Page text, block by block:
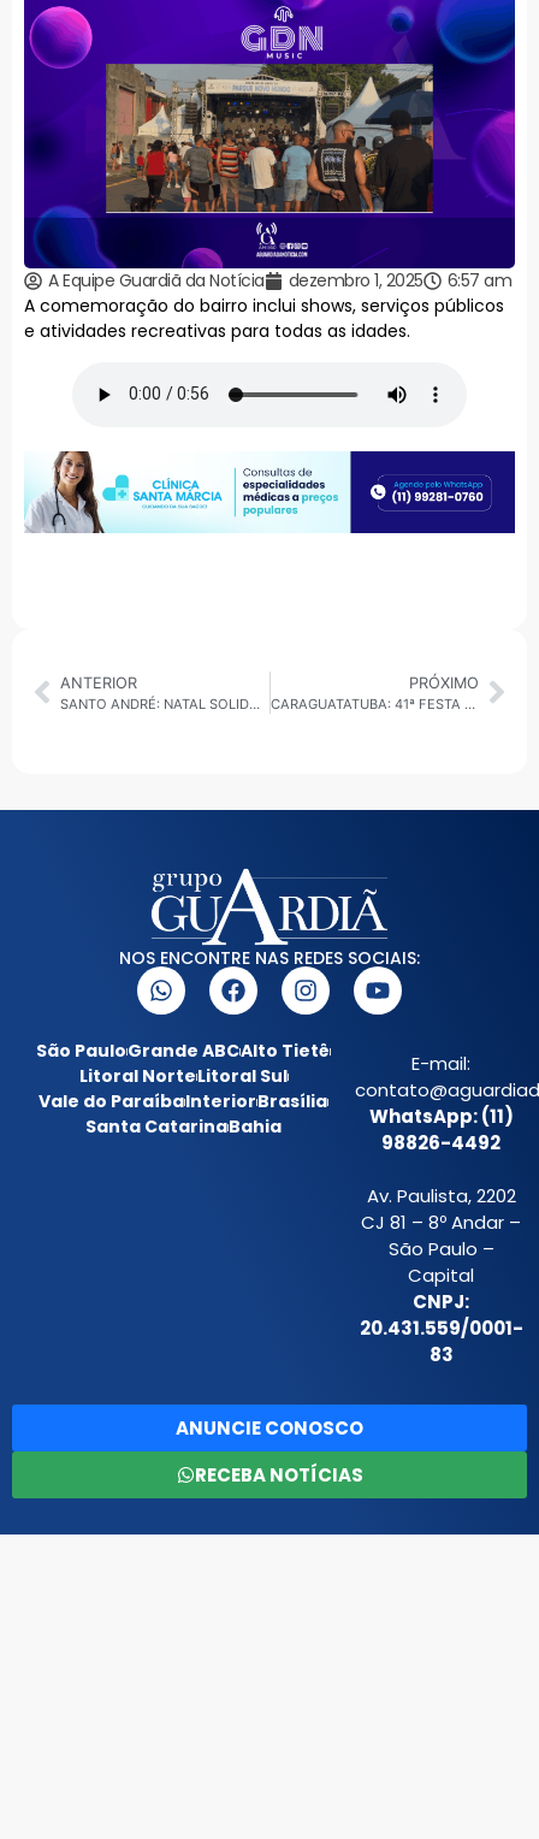
A Equipe Guardiã da Notícia dezembro 1, 2025
6:57 am
A comemoração do bairro inclui shows, serviços públicos
e atividades recreativas para todas as idades.
ANTERIOR
SANTO ANDRÉ: NATAL SOLIDÁRIO DA CIDADE TERMINA NESTE DOMINGO, 30.
PRÓXIMO
CARAGUATATUBA: 41ª FESTA DE IEMANJÁ SERÁ NO DIA 6 NA PRAIA DO CENTRO
NOS ENCONTRE NAS REDES SOCIAIS:
São PauloGrande ABCAlto Tietê
Litoral NorteLitoral Sul
Vale do ParaíbaInteriorBrasília
Santa CatarinaBahia
E-mail:
WhatsApp: (11)
98826-4492
Av. Paulista, 2202
CJ 81 – 8º Andar –
São Paulo –
Capital
CNPJ:
20.431.559/0001-
83
ANUNCIE CONOSCO
RECEBA NOTÍCIAS